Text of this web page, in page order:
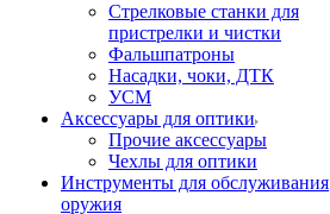
Стрелковые станки для
пристрелки и чистки
Фальшпатроны
Насадки, чоки, ДТК
УСМ
Аксессуары для оптики
Прочие аксессуары
Чехлы для оптики
Инструменты для обслуживания
оружия